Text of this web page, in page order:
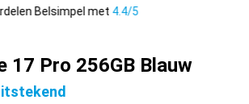
BestePrijsgarantie
17 Pro 256GB Blauw